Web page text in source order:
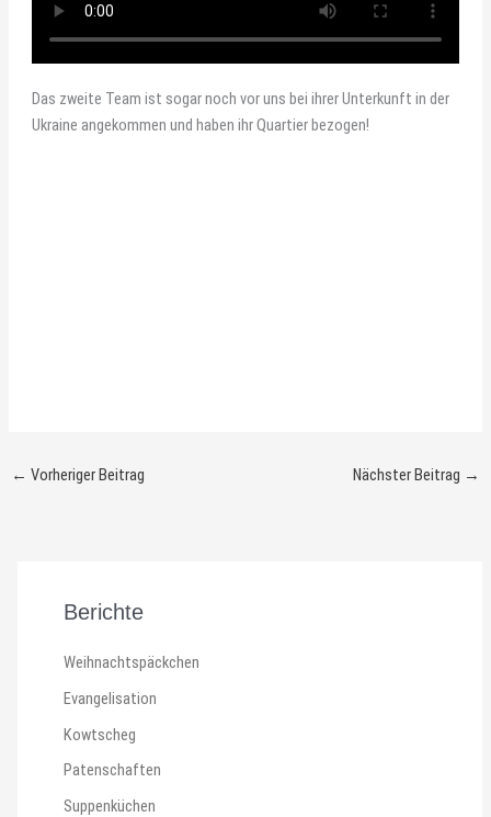
Das zweite Team ist sogar noch vor uns bei ihrer Unterkunft in der
Ukraine angekommen und haben ihr Quartier bezogen!
← Vorheriger Beitrag Nächster Beitrag →
Berichte
Weihnachtspäckchen
Evangelisation
Kowtscheg
Patenschaften
Suppenküchen